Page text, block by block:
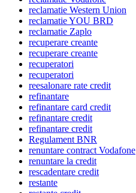
reclamatie Western Union
reclamatie YOU BRD
reclamatie Zaplo
recuperare creante
recuperare creante
recuperatori
recuperatori
reesalonare rate credit
refinantare
refinantare card credit
refinantare credit
refinantare credit
Regulament BNR
renuntare contract Vodafone
renuntare la credit
rescadentare credit
restante